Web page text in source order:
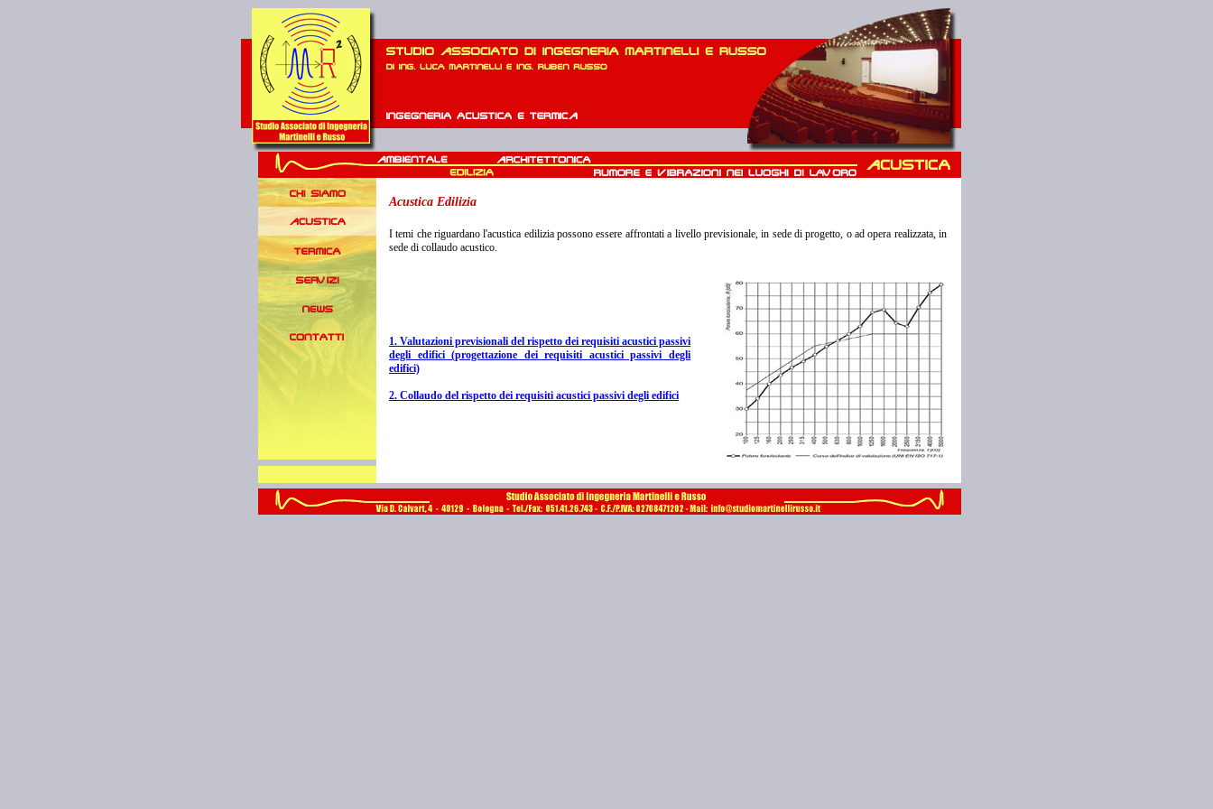
Acustica Edilizia
I temi che riguardano l'acustica edilizia possono essere affrontati a livello previsionale, in sede di progetto, o ad opera realizzata, in
sede di collaudo acustico.
1. Valutazioni previsionali del rispetto dei requisiti acustici passivi
degli edifici (progettazione dei requisiti acustici passivi degli
edifici)
2. Collaudo del rispetto dei requisiti acustici passivi degli edifici